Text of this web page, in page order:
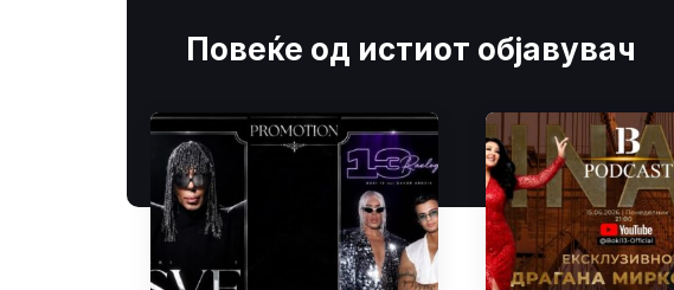
Повеќе од истиот објавувач